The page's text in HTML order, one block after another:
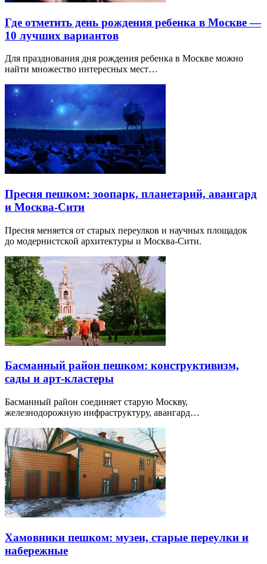
Где отметить день рождения ребенка в Москве —
10 лучших вариантов
Для празднования дня рождения ребенка в Москве можно
найти множество интересных мест…
Пресня пешком: зоопарк, планетарий, авангард
и Москва-Сити
Пресня меняется от старых переулков и научных площадок
до модернистской архитектуры и Москва-Сити.
Басманный район пешком: конструктивизм,
сады и арт-кластеры
Басманный район соединяет старую Москву,
железнодорожную инфраструктуру, авангард…
Хамовники пешком: музеи, старые переулки и
набережные